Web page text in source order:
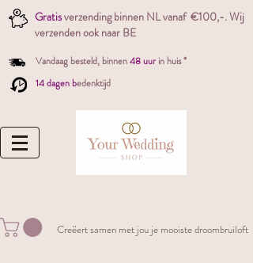
Gratisverzending binnen NL vanaf €100,-. Wij
verzenden ook naar BE
Vandaag besteld, binnen48 uur in huis *
14 dagen bedenktijd
Creëert samen met jou je mooiste droombruiloft